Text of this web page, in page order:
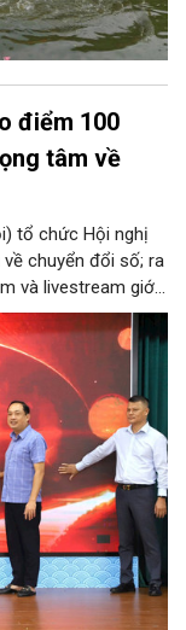
điểm 100
tâm về
tổ chức Hội nghị
chuyển đổi số; ra
và livestream giới
hóa kiến trúc